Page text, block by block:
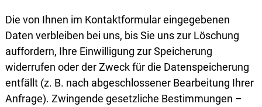
Die von Ihnen im Kontaktformular eingegebenen
Daten verbleiben bei uns, bis Sie uns zur Löschung
auffordern, Ihre Einwilligung zur Speicherung
widerrufen oder der Zweck für die Datenspeicherung
entfällt (z. B. nach abgeschlossener Bearbeitung Ihrer
Anfrage). Zwingende gesetzliche Bestimmungen –